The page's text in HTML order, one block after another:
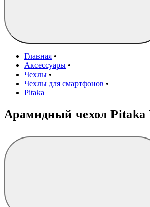
Главная •
Аксессуары •
Чехлы •
Чехлы для смартфонов •
Pitaka
Арамидный чехол Pitaka